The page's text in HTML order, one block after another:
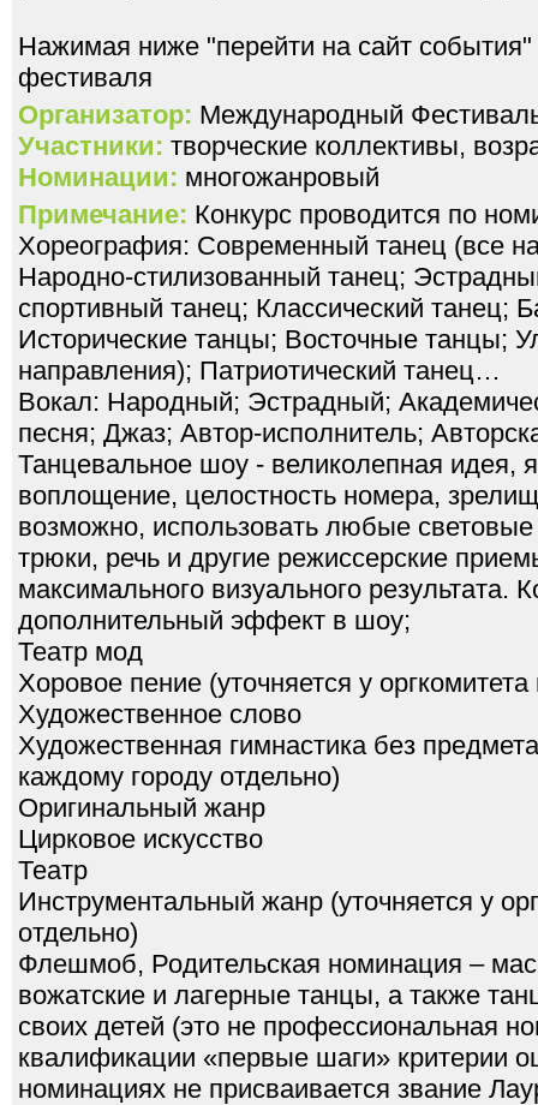
Нажимая ниже "перейти на сайт
фестиваля
Организатор: Международный
Участники: творческие коллективы,
Номинации: многожанровый
Примечание: Конкурс проводится по
Хореография: Современный танец (все
Народно-стилизованный танец;
спортивный танец; Классический танец;
Исторические танцы; Восточные танцы;
направления); Патриотический танец…
Вокал: Народный; Эстрадный;
песня; Джаз; Автор-исполнитель;
Танцевальное шоу - великолепная идея,
воплощение, целостность номера,
возможно, использовать любые
трюки, речь и другие режиссерские
максимального визуального результата.
дополнительный эффект в шоу;
Театр мод
Хоровое пение (уточняется у
Художественное слово
Художественная гимнастика без
каждому городу отдельно)
Оригинальный жанр
Цирковое искусство
Театр
Инструментальный жанр (уточняется у
отдельно)
Флешмоб, Родительская номинация –
вожатские и лагерные танцы, а также
своих детей (это не профессиональная
квалификации «первые шаги» критерии
номинациях не присваивается звание